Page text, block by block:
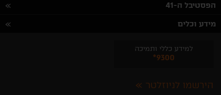
הפסטיבל ה-41
מידע וכלים
למידע כללי ותמיכה
*9300
הירשמו לניוזלטר